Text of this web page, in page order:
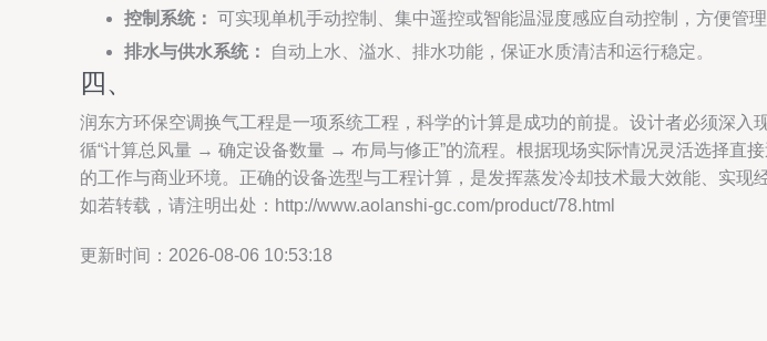
控制系统： 可实现单机手动控制、集中遥控或智能温湿度感应自动控制，方便管理
排水与供水系统：
自动上水、溢水、排水功能，保证水质清洁和运行稳定。
四、
润东方环保空调换气工程是一项系统工程，科学的计算是成功的前提。设计者必须深
循“计算总风量 → 确定设备数量 → 布局与修正”的流程。根据现场实际情况灵活选择直
的工作与商业环境。正确的设备选型与工程计算，是发挥蒸发冷却技术最大效能、实现
如若转载，请注明出处：http://www.aolanshi-gc.com/product/78.html
更新时间：2026-08-06 10:53:18